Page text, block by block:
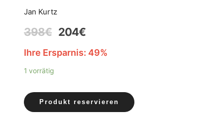
Jan Kurtz
398€ 204€
Ihre Ersparnis: 49%
1 vorrätig
Produkt reservieren